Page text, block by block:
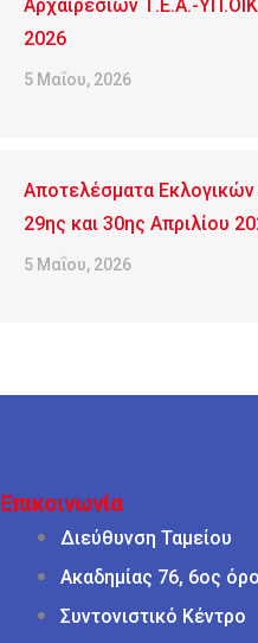
Αρχαιρεσιών Τ.Ε.Α.-
2026
5 Μαΐου, 2026
Αποτελέσματα
29ης και 30ης Απριλίου
5 Μαΐου, 2026
Επικοινωνία
Διεύθυνση Ταμείου
Ακαδημίας 76, 6ος
Συντονιστικό Κέντρο